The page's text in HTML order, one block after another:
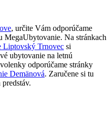
, určite Vám odporúčame
Na stránkach
Liptovský Trnovec si
ubytovanie na letnú
odporúčame stránky
Demänová. Zaručene si tu